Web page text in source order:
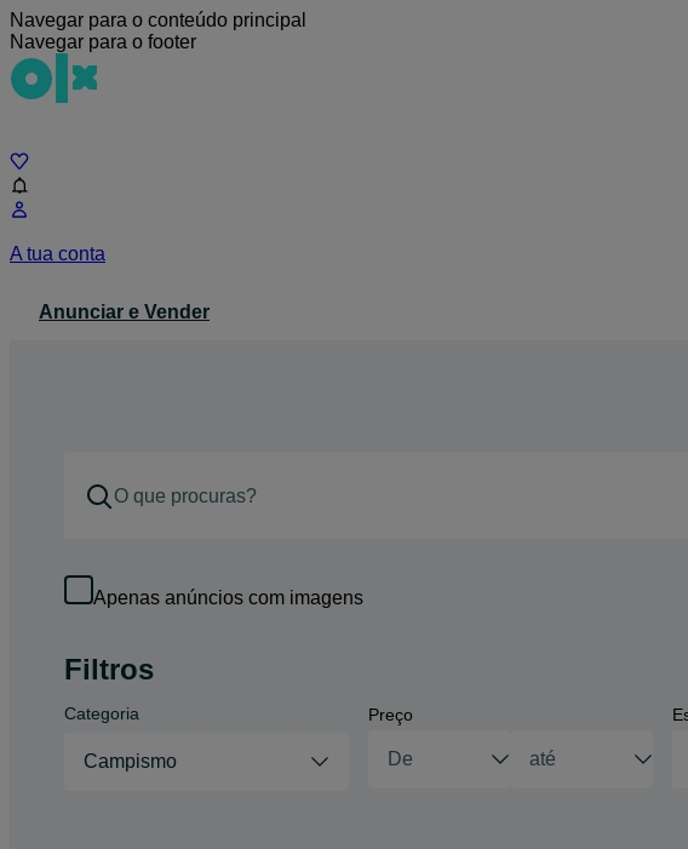
Navegar para o conteúdo principal
Navegar para o footer
A tua conta
Anunciar e Vender
Apenas anúncios com imagens
Filtros
Categoria
Campismo
Preço